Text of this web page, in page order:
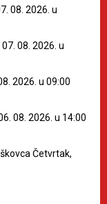
08. 2026. u
08. 2026. u
2026. u 09:00
08. 2026. u 14:00
Četvrtak,